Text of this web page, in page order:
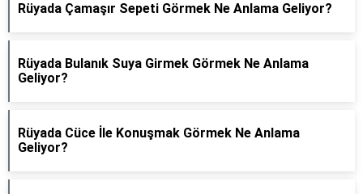
Rüyada Çamaşır Sepeti Görmek Ne Anlama Geliyor?
Rüyada Bulanık Suya Girmek Görmek Ne Anlama
Geliyor?
Rüyada Cüce İle Konuşmak Görmek Ne Anlama
Geliyor?